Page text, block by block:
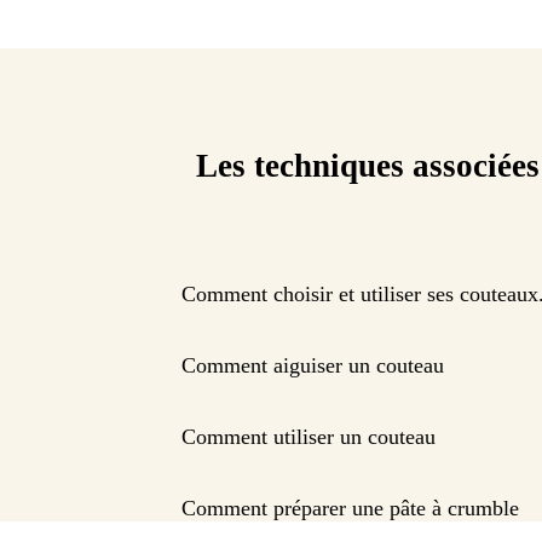
Les techniques associées
Comment choisir et utiliser ses
Comment aiguiser un couteau
Comment utiliser un couteau
Comment préparer une pâte à crumble